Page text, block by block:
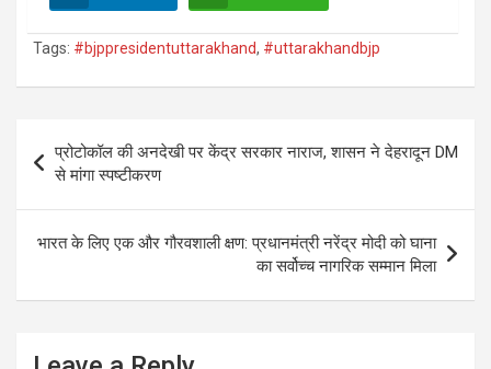
Tags: #bjppresidentuttarakhand, #uttarakhandbjp
Post
navigation
प्रोटोकॉल की अनदेखी पर केंद्र सरकार नाराज, शासन ने देहरादून DM
से मांगा स्पष्टीकरण
भारत के लिए एक और गौरवशाली क्षण: प्रधानमंत्री नरेंद्र मोदी को घाना
का सर्वोच्च नागरिक सम्मान मिला